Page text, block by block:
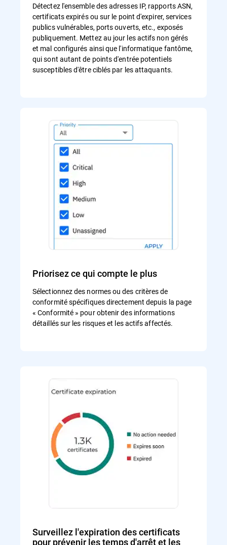
Détectez l'ensemble des adresses IP, rapports ASN,
certificats expirés ou sur le point d'expirer, services
publics vulnérables, ports ouverts, etc., exposés
publiquement. Mettez au jour les actifs non gérés
et mal configurés ainsi que l'informatique fantôme,
qui sont autant de points d'entrée potentiels
susceptibles d'être ciblés par les attaquants.
Priorisez ce qui compte le plus
Sélectionnez des normes ou des critères de
conformité spécifiques directement depuis la page
« Conformité » pour obtenir des informations
détaillés sur les risques et les actifs affectés.
Surveillez l'expiration des certificats
pour prévenir les temps d'arrêt et les